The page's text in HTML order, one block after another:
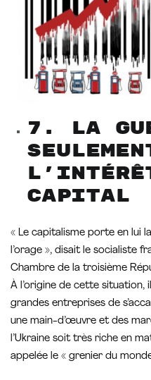
7. La
capital
« Le capitalisme porte en lui
l’orage », disait le socialiste
Chambre de la troisième
À l’origine de cette situation,
grandes entreprises de
une main-d’œuvre et des
l’Ukraine soit très riche en
appelée le « grenier du